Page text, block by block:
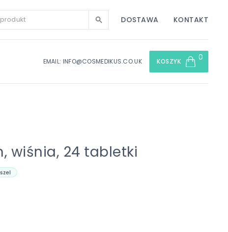
DOSTAWA KONTAKT
EMAIL: INFO@COSMEDIKUS.CO.UK KOSZYK 0
wiśnia, 24 tabletki